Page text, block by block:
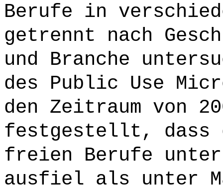
Berufe in
getrennt nach
und Branche
des Public Use
den Zeitraum von
festgestellt, dass
freien Berufe
ausfiel als unter